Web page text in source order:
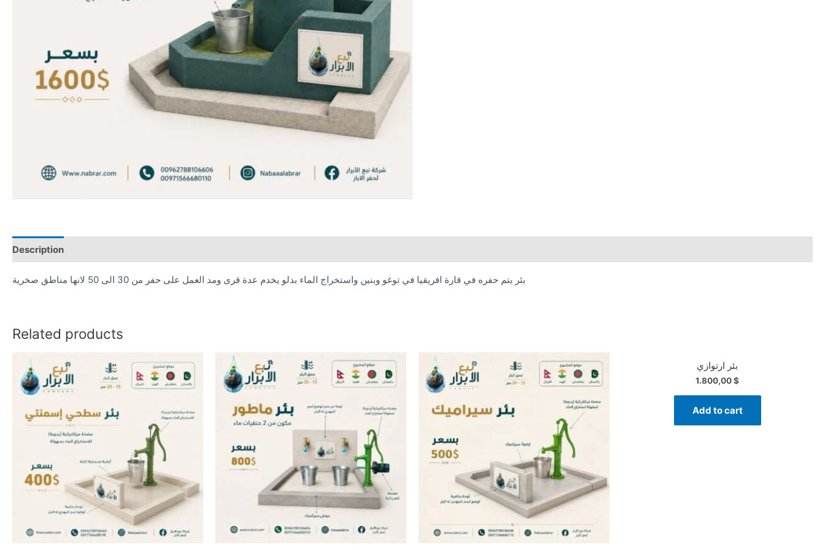
Description
بئر يتم حفره في قارة افريقيا في توغو وبنين واستخراج الماء بدلو يخدم عدة قرى ومد العمل على حفر من 30 الى 50 لانها مناطق صخرية
Related products
بئر ارتوازي
1.800,00$
Add to cart